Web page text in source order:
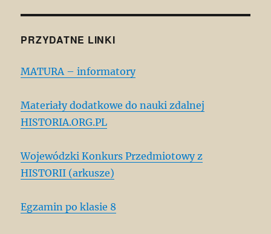
PRZYDATNE LINKI
MATURA – informatory
Materiały dodatkowe do nauki zdalnej
HISTORIA.ORG.PL
Wojewódzki Konkurs Przedmiotowy z
HISTORII (arkusze)
Egzamin po klasie 8